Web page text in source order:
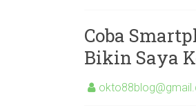
Coba
Bikin Saya